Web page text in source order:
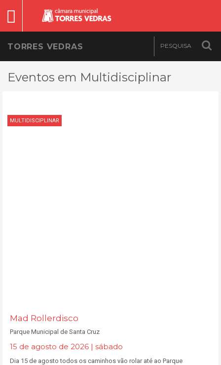
TORRES VEDRAS
Eventos em Multidisciplinar
MULTIDISCIPLINAR
Mad Rollerdisco
Parque Municipal de Santa Cruz
15 de agosto de 2026 | sábado
Dia 15 de agosto todos os caminhos vão rolar até ao Parque